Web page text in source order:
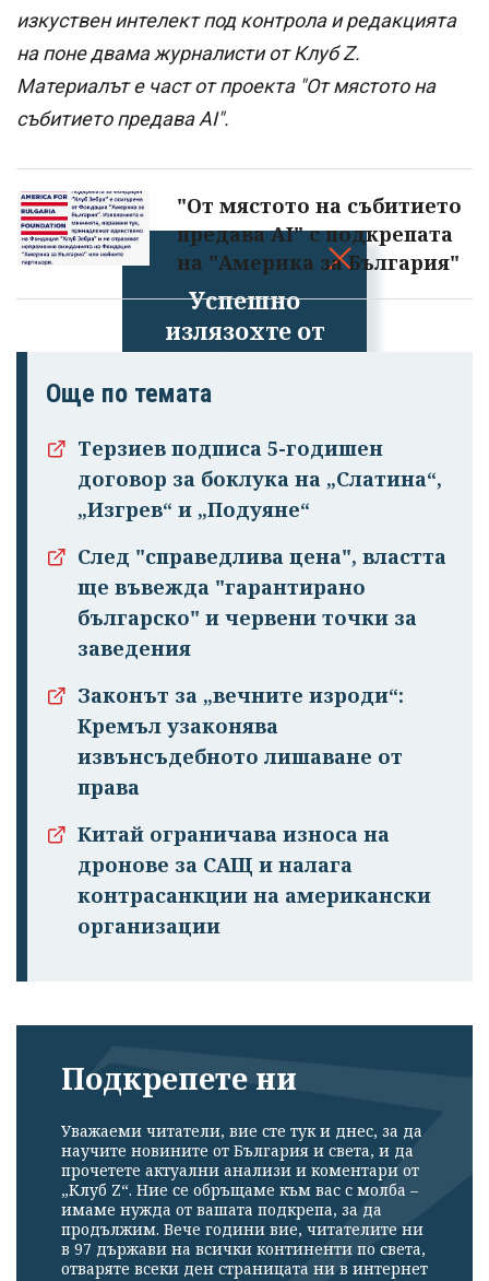
Успешно
излязохте от
профила си!
изкуствен интелект под контрола и редакцията
на поне двама журналисти от Клуб Z.
Материалът е част от проекта "От мястото на
събитието предава AI".
"От мястото на събитието
предава AI" с подкрепата
на "Америка за България"
Още по темата
Терзиев подписа 5-годишен
договор за боклука на „Слатина“,
„Изгрев“ и „Подуяне“
След "справедлива цена", властта
ще въвежда "гарантирано
българско" и червени точки за
заведения
Законът за „вечните изроди“:
Кремъл узаконява
извънсъдебното лишаване от
права
Китай ограничава износа на
дронове за САЩ и налага
контрасанкции на американски
организации
Подкрепете ни
Уважаеми читатели, вие сте тук и днес, за да
научите новините от България и света, и да
прочетете актуални анализи и коментари от
„Клуб Z“. Ние се обръщаме към вас с молба –
имаме нужда от вашата подкрепа, за да
продължим. Вече години вие, читателите ни
в 97 държави на всички континенти по света,
отваряте всеки ден страницата ни в интернет